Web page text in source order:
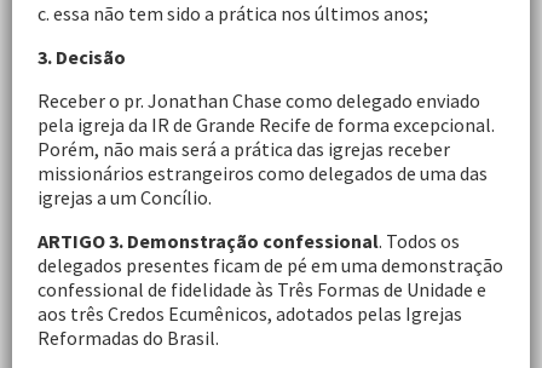
c. essa não tem sido a prática nos últimos anos;
3. Decisão
Receber o pr. Jonathan Chase como delegado enviado
pela igreja da IR de Grande Recife de forma excepcional.
Porém, não mais será a prática das igrejas receber
missionários estrangeiros como delegados de uma das
igrejas a um Concílio.
ARTIGO 3. Demonstração confessional. Todos os
delegados presentes ficam de pé em uma demonstração
confessional de fidelidade às Três Formas de Unidade e
aos três Credos Ecumênicos, adotados pelas Igrejas
Reformadas do Brasil.